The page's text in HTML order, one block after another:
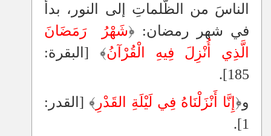
الناسَ من الظُّلماتِ إلى النور، بدأ
في شهر رمضان: ﴿شَهْرُ رَمَضَانَ
الَّذِي أُنْزِلَ فِيهِ الْقُرْآنُ﴾ [البقرة:
185].
و﴿ إِنَّا أَنْزَلْنَاهُ فِي لَيْلَةِ القَدْرِ ﴾ [القدر:
1].